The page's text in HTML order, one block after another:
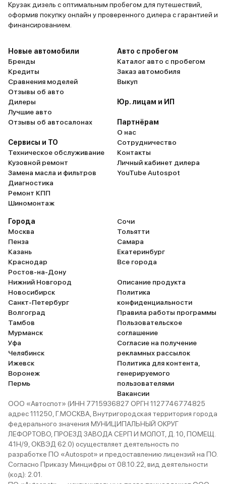
Крузак дизель с оптимальным пробегом для путешествий,
оформив покупку онлайн у проверенного дилера с гарантией и
финансированием.
Новые автомобили
Бренды
Кредиты
Сравнения моделей
Отзывы об авто
Дилеры
Лучшие авто
Отзывы об автосалонах
Сервисы и ТО
Техническое обслуживание
Кузовной ремонт
Замена масла и фильтров
Диагностика
Ремонт КПП
Шиномонтаж
Авто с пробегом
Каталог авто с пробегом
Заказ автомобиля
Выкуп
Юр. лицам и ИП
Партнёрам
О нас
Сотрудничество
Контакты
Личный кабинет дилера
YouTube Autospot
Города
Москва
Пенза
Казань
Краснодар
Ростов-на-Дону
Нижний Новгород
Новосибирск
Санкт-Петербург
Волгоград
Тамбов
Мурманск
Уфа
Челябинск
Ижевск
Воронеж
Пермь
Сочи
Тольятти
Самара
Екатеринбург
Все города
Описание продукта
Политика
конфиденциальности
Правила работы программы
Пользовательское
соглашение
Согласие на получение
рекламных рассылок
Политика для контента,
генерируемого
пользователями
Вакансии
ООО «Автоспот» (ИНН 7715936827 ОРГН 1127746774825
адрес 111250, Г.МОСКВА, Внутригородская территория города
федерального значения МУНИЦИПАЛЬНЫЙ ОКРУГ
ЛЕФОРТОВО, ПРОЕЗД ЗАВОДА СЕРП И МОЛОТ, Д. 10, ПОМЕЩ.
41Н/9, ОКВЭД 62.0) осуществляет деятельность по
разработке ПО «Autospot» и предоставлению лицензий на ПО.
Согласно Приказу Минцифры от 08.10.22, вид деятельности
(код): 2.01.